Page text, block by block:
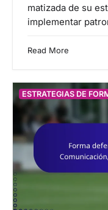
matizada de su
implementar
Read More
ESTRATEGIAS DE